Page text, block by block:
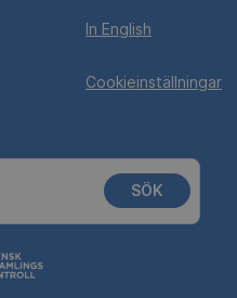
In English
Cookieinställningar
SÖK